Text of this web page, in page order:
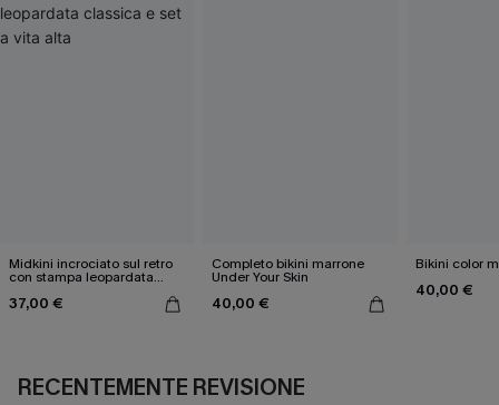
Midkini incrociato sul retro
con stampa leopardata
37,00 €
Completo bikini marrone
Under Your Skin
40,00 €
Bikini color
40,00 €
RECENTEMENTE REVISIONE